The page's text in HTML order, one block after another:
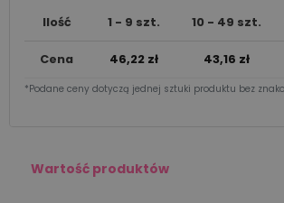
Ilość 1 - 9 szt. 10 - 49 szt.
Cena
46,22zł 43,16 zł
*Podane ceny dotyczą jednej sztuki produktu bez
Wartość produktów